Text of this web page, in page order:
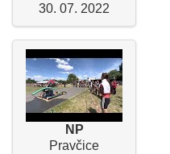
30. 07. 2022
NP
Pravčice